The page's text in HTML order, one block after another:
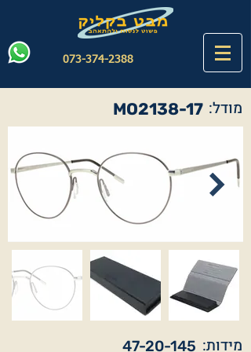
073-374-2388
MO2138-17 מודל:
47-20-145 מידות: